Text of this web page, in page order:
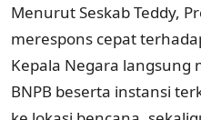
Menurut Seskab Teddy,
merespons cepat
Kepala Negara langsung
BNPB beserta instansi